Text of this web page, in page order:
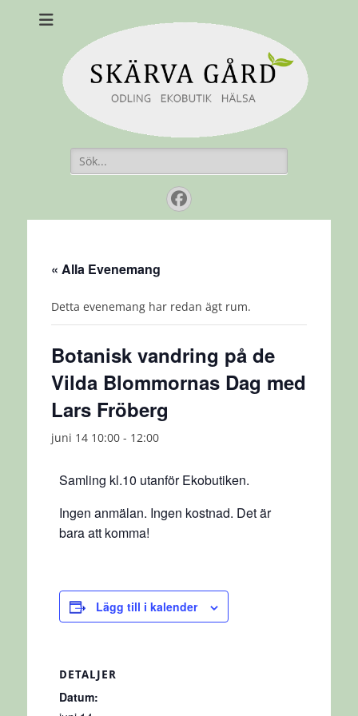
Skärvagård
Odling Ekobutik Hälsa
Sök
efter:
Facebook
« Alla Evenemang
Detta evenemang har redan ägt rum.
Botanisk vandring på de
Vilda Blommornas Dag med
Lars Fröberg
juni 14 10:00 - 12:00
Samling kl.10 utanför Ekobutiken.
Ingen anmälan. Ingen kostnad. Det är
bara att komma!
Lägg till i kalender
DETALJER
Datum: